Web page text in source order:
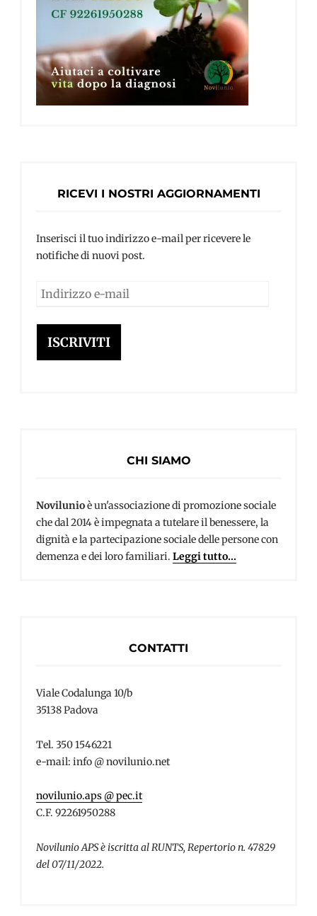
RICEVI I NOSTRI AGGIORNAMENTI
Inserisci il tuo indirizzo e-mail per ricevere le
notifiche di nuovi post.
Indirizzo
mail
ISCRIVITI
CHI SIAMO
Novilunioè un'associazione di promozione sociale
che dal 2014 è impegnata a tutelare il benessere, la
dignità e la partecipazione sociale delle persone con
demenza e dei loro familiari. Leggi tutto...
CONTATTI
Viale Codalunga 10/b
35138 Padova
Tel. 350 1546221
e-mail: info @ novilunio.net
novilunio.aps @ pec.it
C.F. 92261950288
Novilunio APS è iscritta al RUNTS, Repertorio n. 47829
del 07/11/2022.